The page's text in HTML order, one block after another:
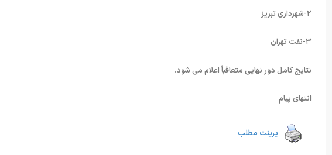
۲-شهرداری تبریز
۳-نفت تهران
نتایج کامل دور نهایی متعاقباً اعلام می شود.
انتهای پیام
پرینت مطلب